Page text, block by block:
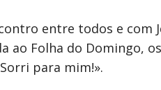
entre todos e com
ao Folha do Domingo,
para mim!».